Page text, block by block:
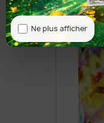
Ne plus afficher